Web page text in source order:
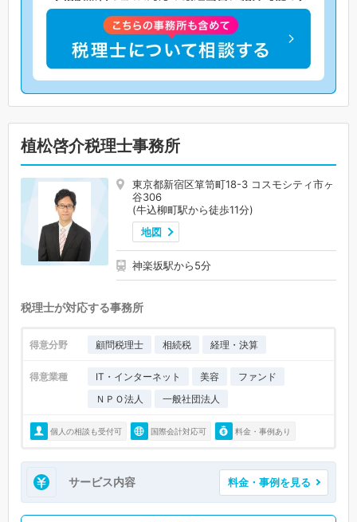
植松啓介税理士事務所
東京都新宿区箪笥町18-3 コスモシティ市ヶ
谷306
(牛込柳町駅から徒歩11分)
地図
神楽坂駅から5分
税理士が対応する事務所
得意分野 顧問税理士 相続税 経理・決算
得意業種 IT・インターネット 美容
ファンド
ＮＰＯ法人
一般社団法人
個人の相談も受付可 国際会計対応可 料金・事例あり
サービス内容 料金・事例を見る